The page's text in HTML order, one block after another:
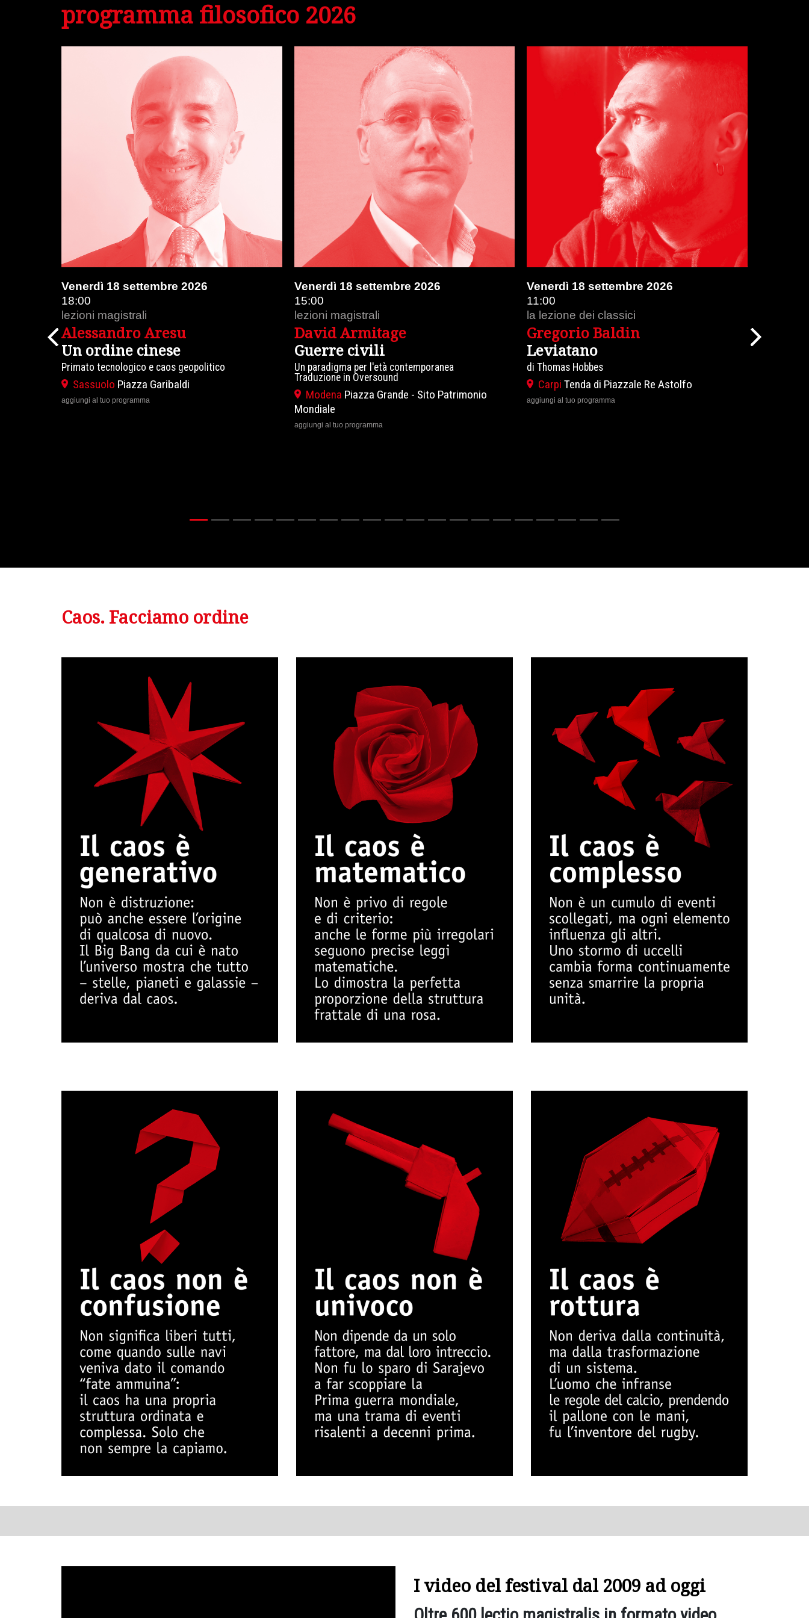
programma filosofico 2026
Venerdì 18 settembre 2026
18:00
lezioni magistrali
Alessandro Aresu
Un ordine cinese
Primato tecnologico e caos geopolitico
Sassuolo Piazza Garibaldi
aggiungi al tuo programma
Venerdì 18 settembre 2026
15:00
lezioni magistrali
David Armitage
Guerre civili
Un paradigma per l'età contemporanea
Traduzione in Oversound
Modena Piazza Grande - Sito Patrimonio
Mondiale
aggiungi al tuo programma
Venerdì 18 settembre 2026
11:00
la lezione dei classici
Gregorio Baldin
Leviatano
di Thomas Hobbes
Carpi Tenda di Piazzale Re Astolfo
aggiungi al tuo programma
Previous Next
Caos. Facciamo ordine
I video del festival dal 2009 ad oggi